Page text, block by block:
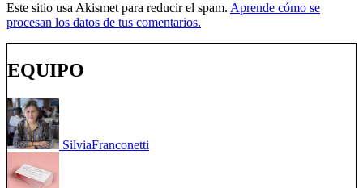
Este sitio usa Akismet para reducir el spam. Aprende cómo se
procesan los datos de tus comentarios.
EQUIPO
SilviaFranconetti